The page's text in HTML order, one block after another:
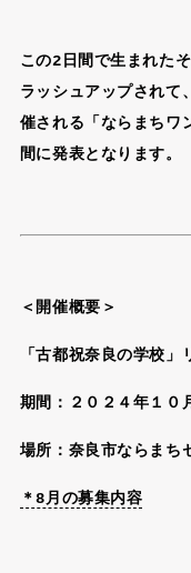
この2日間で生まれた
ラッシュアップされて
催される「ならまちワ
間に発表となります。
＜開催概要＞
「古都祝奈良の学校」
期間：２０２４年１
場所：奈良市ならまち
＊8月の募集内容